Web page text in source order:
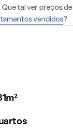
Que tal ver preços de
vendidos?